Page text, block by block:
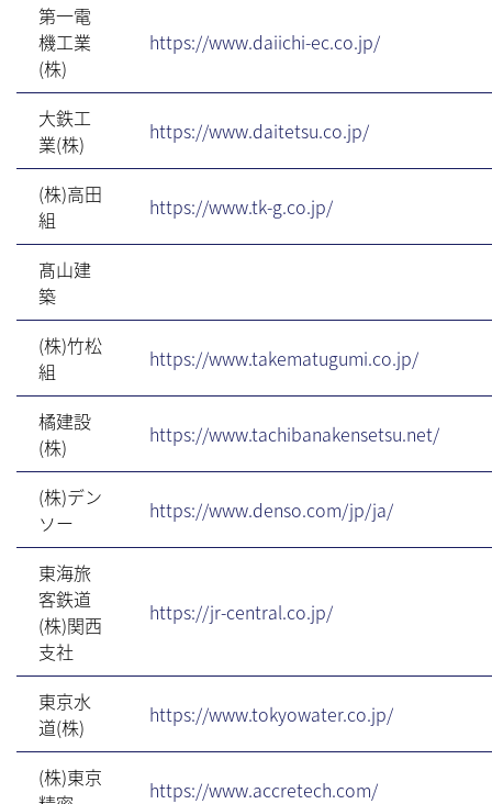
第一電
機工業
(株)
https://www.daiichi-ec.co.jp/
大鉄工
業(株)
https://www.daitetsu.co.jp/
(株)高田
組
https://www.tk-g.co.jp/
髙山建
築
(株)竹松
組
https://www.takematugumi.co.jp/
橘建設
(株)
https://www.tachibanakensetsu.net/
(株)デン
ソー
https://www.denso.com/jp/ja/
東海旅
客鉄道
(株)関西
支社
https://jr-central.co.jp/
東京水
道(株)
https://www.tokyowater.co.jp/
(株)東京
https://www.accretech.com/